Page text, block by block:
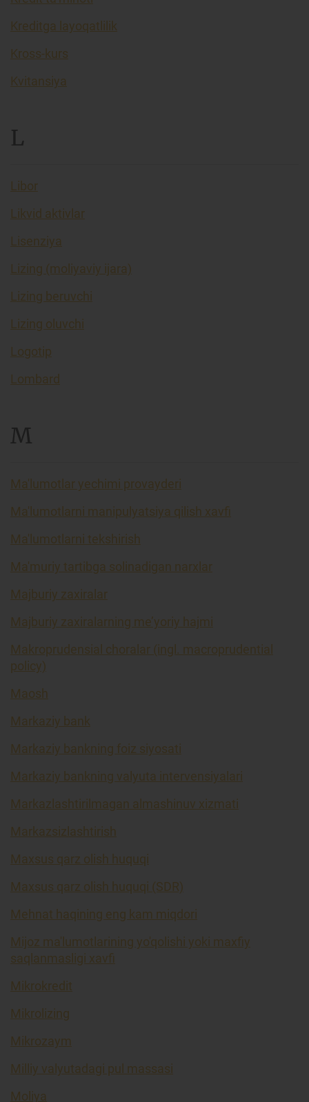
Kreditga layoqatlilik
Kross-kurs
Kvitansiya
L
Libor
Likvid aktivlar
Lisenziya
Lizing (moliyaviy ijara)
Lizing beruvchi
Lizing oluvchi
Logotip
Lombard
M
Ma'lumotlar yechimi provayderi
Ma'lumotlarni manipulyatsiya qilish xavfi
Ma'lumotlarni tekshirish
Ma'muriy tartibga solinadigan narxlar
Majburiy zaxiralar
Majburiy zaxiralarning me’yoriy hajmi
Makroprudensial choralar (ingl. macroprudential
policy)
Maosh
Markaziy bank
Markaziy bankning foiz siyosati
Markaziy bankning valyuta intervensiyalari
Markazlashtirilmagan almashinuv xizmati
Markazsizlashtirish
Maxsus qarz olish huquqi
Maxsus qarz olish huquqi (SDR)
Mehnat haqining eng kam miqdori
Mijoz ma'lumotlarining yo'qolishi yoki maxfiy
saqlanmasligi xavfi
Mikrokredit
Mikrolizing
Mikrozaym
Milliy valyutadagi pul massasi
Moliya